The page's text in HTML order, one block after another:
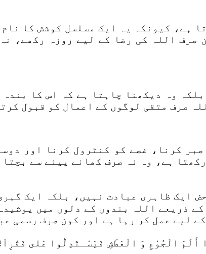
ہے، کیونکہ یہ ایک مسلسل کوشش کا
صرف اللہ کی رضا کے لیے روزہ رکھے،
وہ دیکھنا چاہتا ہے کہ اس کا
صرف متقی لوگوں کے اعمال کو قبول کرتا
کرنا، غصے کو کنٹرول کرنا اور
ہے، وہ نہ صرف کھانے پینے سے
ایک ظاہری عبادت نہیں، بلکہ ایک
ذریعے اللہ بندوں کے دلوں میں
لیے عمل کر رہا ہے اور کون صرف رسمی